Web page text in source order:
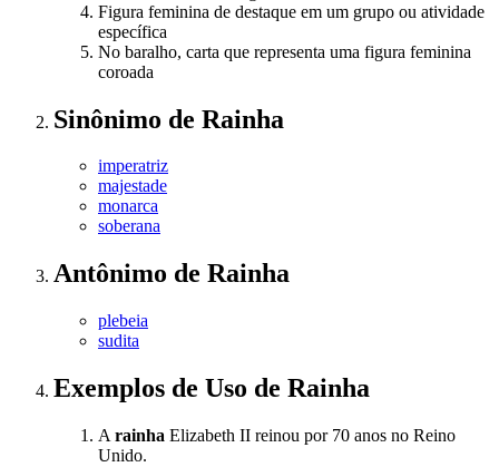
Figura feminina de destaque em um grupo ou atividade
específica
No baralho, carta que representa uma figura feminina
coroada
Sinônimo de Rainha
imperatriz
majestade
monarca
soberana
Antônimo de Rainha
plebeia
sudita
Exemplos de Uso de Rainha
A rainha Elizabeth II reinou por 70 anos no Reino
Unido.